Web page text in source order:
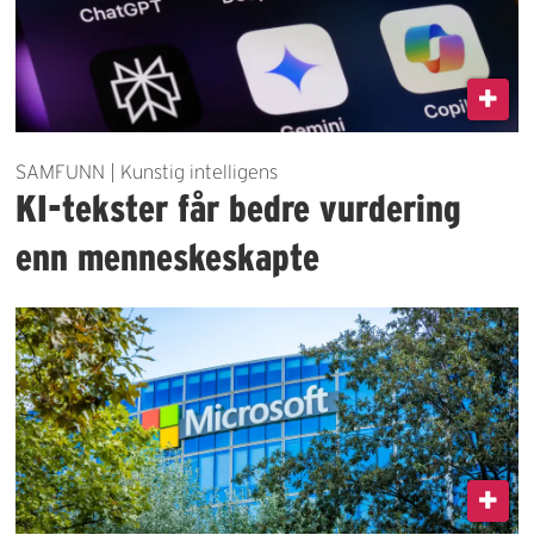
SAMFUNN | Kunstig intelligens
KI-tekster får bedre vurdering
enn menneskeskapte